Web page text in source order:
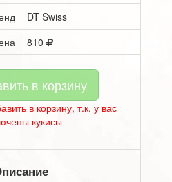
DT Swiss
810
в корзину
в корзину, т.к. у вас
кукисы